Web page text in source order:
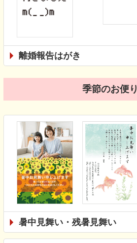
離婚報告はがき
季節のお便り
暑中見舞い・残暑見舞い